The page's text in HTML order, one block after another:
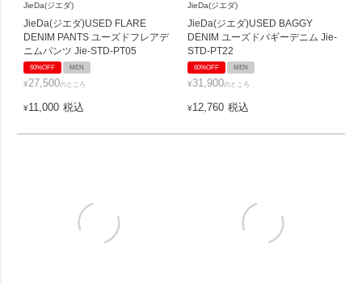
JieDa(ジエダ)
JieDa(ジエダ)USED FLARE
DENIM PANTS ユーズドフレアデ
ニムパンツ Jie-STD-PT05
60%OFF MEN
¥27,500のところ
¥11,000 税込
JieDa(ジエダ)
JieDa(ジエダ)USED BAGGY
DENIM ユーズドバギーデニム Jie-
STD-PT22
60%OFF MEN
¥31,900のところ
¥12,760 税込